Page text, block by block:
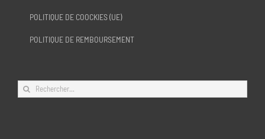
POLITIQUE DE COOCKIES (UE)
POLITIQUE DE REMBOURSEMENT
Rechercher: